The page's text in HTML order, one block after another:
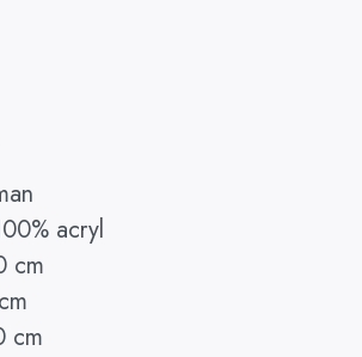
acryl
cm
cm